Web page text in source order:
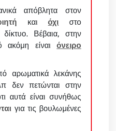
απόβλητα στον
καιόχι στο
δίκτυο. Βέβαια, στην
ακόμη είναι όνειρο
αρωματικά λεκάνης
δεν πετώνται στην
αυτά είναι συνήθως
για τις βουλωμένες